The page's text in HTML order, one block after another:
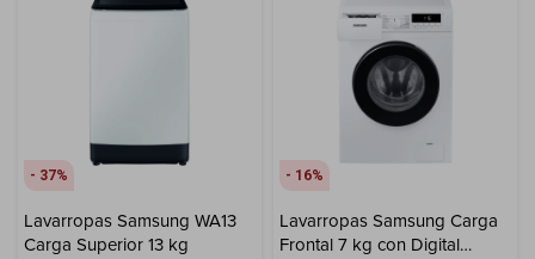
37
Lavarropas Samsung WA13
Carga Superior 13 kg
16
Lavarropas Samsung Carga
Frontal 7 kg con Digital